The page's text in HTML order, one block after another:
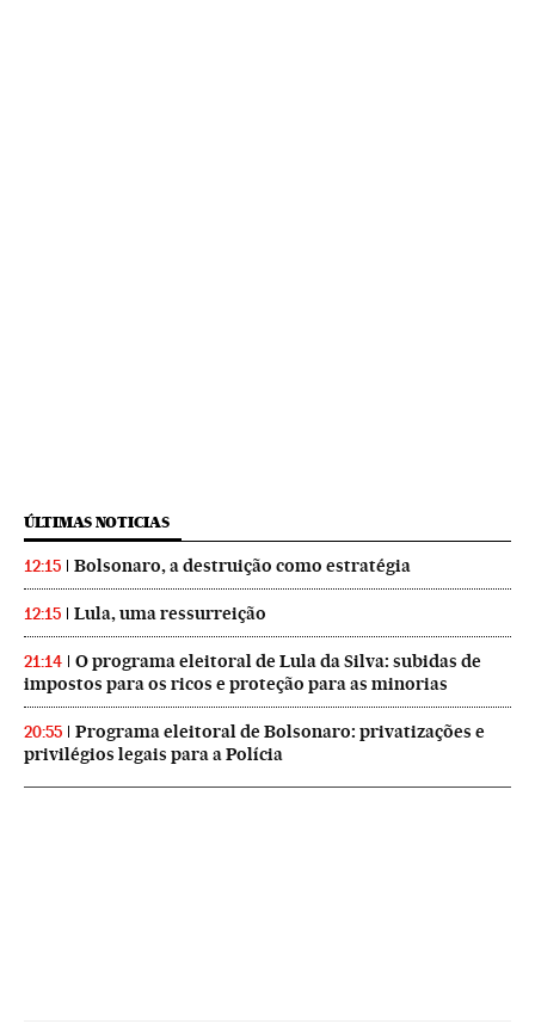
ÚLTIMAS NOTICIAS
12:15 Bolsonaro, a destruição como estratégia
12:15 Lula, uma ressurreição
21:14
O programa eleitoral de Lula da Silva: subidas de
impostos para os ricos e proteção para as minorias
20:55
Programa eleitoral de Bolsonaro: privatizações e
privilégios legais para a Polícia